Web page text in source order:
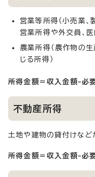
営業等所得（小売業、
営業所得や外交員、
農業所得（農作物の
じる所得）
所得金額＝収入金額-必
不動産所得
土地や建物の貸付けなど
所得金額＝収入金額-必